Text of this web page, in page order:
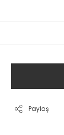
Paylaş